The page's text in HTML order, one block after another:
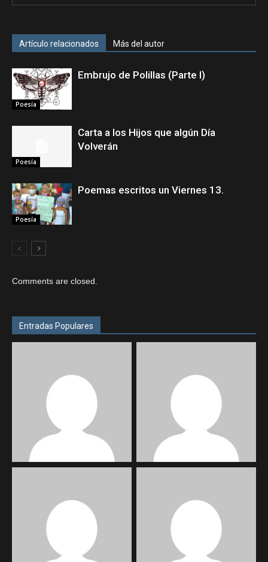
Artículo relacionados Más del autor
Poesía
Embrujo de Polillas (Parte I)
Poesía
Carta a los Hijos que algún Día
Volverán
Poesía
Poemas escritos un Viernes 13.
Comments are closed.
Entradas Populares